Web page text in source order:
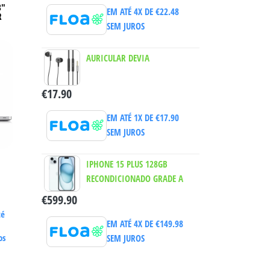
EM ATÉ 4X DE €22.48
SEM JUROS
AURICULAR DEVIA
€17.90
EM ATÉ 1X DE €17.90
SEM JUROS
IPHONE 15 PLUS 128GB
RECONDICIONADO GRADE A
€599.90
EM ATÉ 4X DE €149.98
SEM JUROS